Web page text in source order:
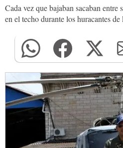
Cada vez que bajaban sacaban entre
en el techo durante los huracantes